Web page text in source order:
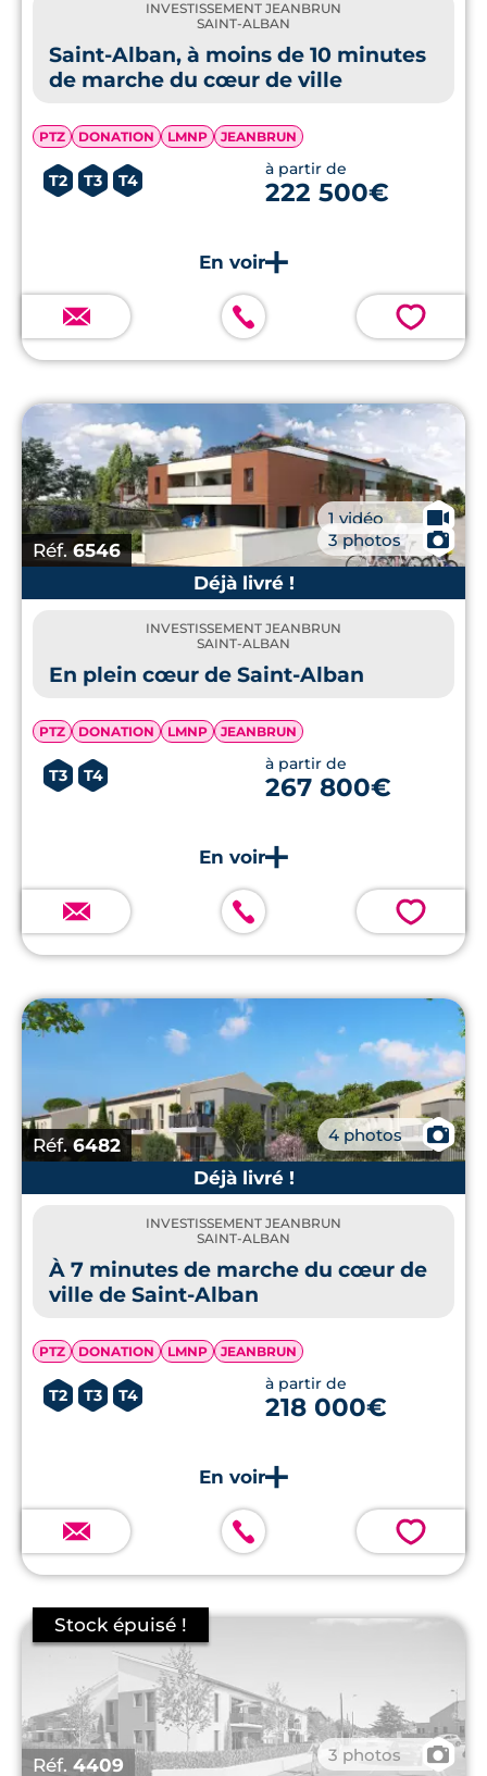
INVESTISSEMENT JEANBRUN
SAINT-ALBAN
Saint-Alban, à moins de 10 minutes
de marche du cœur de ville
PTZ DONATION LMNP JEANBRUN
T2 T3 T4
à partir de
222 500€
💗
Réf.6546
1 vidéo 🎥
3 photos
📷
Déjà livré !
INVESTISSEMENT JEANBRUN
SAINT-ALBAN
En plein cœur de Saint-Alban
PTZ DONATION LMNP JEANBRUN
T3 T4
à partir de
267 800€
💗
Réf.6482 4 photos
📷
Déjà livré !
INVESTISSEMENT JEANBRUN
SAINT-ALBAN
À 7 minutes de marche du cœur de
ville de Saint-Alban
PTZ DONATION LMNP JEANBRUN
T2 T3 T4
à partir de
218 000€
💗
Réf. 4409 3 photos 📷